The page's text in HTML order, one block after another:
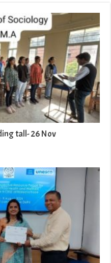
tall- 26 Nov